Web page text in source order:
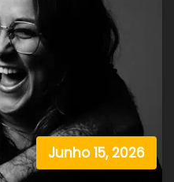
Junho 15, 2026